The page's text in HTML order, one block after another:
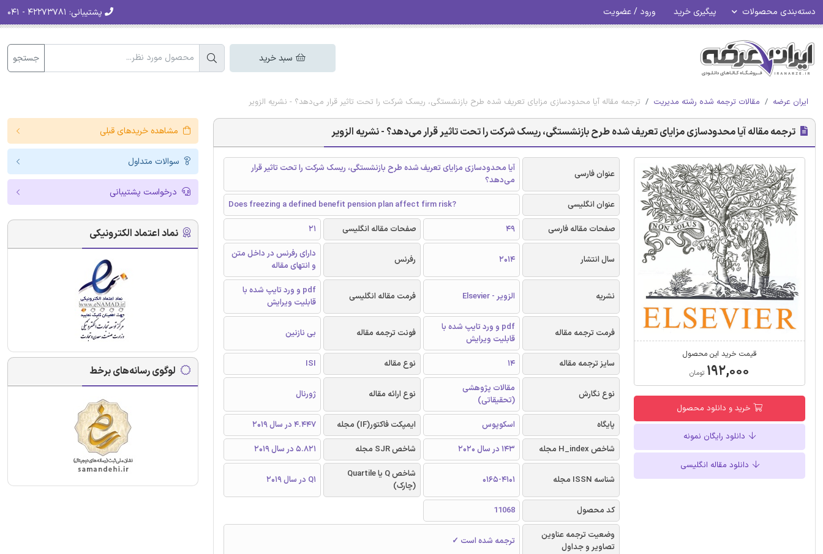
دسته‌بندی محصولات پیگیری خرید ورود / عضویت پشتیبانی:
سبد خرید جستجو
ایران عرضه مقالات ترجمه شده رشته مدیریت ترجمه مقاله آیا محدودسازی مزایای تعریف شده طرح بازنشستگی، ریسک شرکت را تحت تاثیر قرار می‌دهد؟ - نشریه الزویر
ترجمه مقاله آیا محدودسازی مزایای تعریف شده طرح بازنشستگی، ریسک شرکت را تحت تاثیر قرار می‌دهد؟ - نشریه الزویر
قیمت خرید این محصول
۱۹۲,۰۰۰ تومان
خرید و دانلود محصول
دانلود رایگان نمونه
دانلود مقاله انگلیسی
عنوان فارسی
آیا محدودسازی مزایای تعریف شده طرح بازنشستگی، ریسک شرکت را تحت تاثیر قرار
می‌دهد؟
عنوان انگلیسی
Does freezing a defined benefit pension plan affect firm risk?
صفحات مقاله فارسی
49 صفحات مقاله انگلیسی 21
سال انتشار 2014 رفرنس
دارای رفرنس در داخل متن
و انتهای مقاله
نشریه الزویر - Elsevier فرمت مقاله انگلیسی
pdf و ورد تایپ شده با
قابلیت ویرایش
فرمت ترجمه مقاله
pdf و ورد تایپ شده با
قابلیت ویرایش
فونت ترجمه مقاله بی نازنین
سایز ترجمه مقاله 14 نوع مقاله ISI
نوع نگارش
مقالات پژوهشی
(تحقیقاتی)
نوع ارائه مقاله ژورنال
پایگاه اسکوپوس ایمپکت فاکتور(IF) مجله
4.447 در سال 2019
شاخص H_index مجله
143 در سال 2020 شاخص SJR مجله 5.821 در سال 2019
شناسه ISSN مجله 0165-4101
شاخص Q یا Quartile
(چارک)
Q1 در سال 2019
کد محصول
11068
وضعیت ترجمه عناوین
تصاویر و جداول
ترجمه شده است ✓
مشاهده خریدهای قبلی
سوالات متداول
درخواست پشتیبانی
نماد اعتماد الکترونیکی
لوگوی رسانه‌های برخط